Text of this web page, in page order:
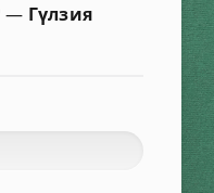
— Гүлзия